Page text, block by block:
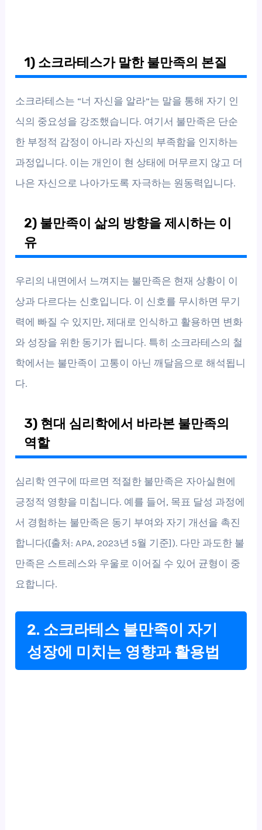
1) 소크라테스가 말한 불만족의 본질
소크라테스는 “너 자신을 알라”는 말을 통해 자기 인
식의 중요성을 강조했습니다. 여기서 불만족은 단순
한 부정적 감정이 아니라 자신의 부족함을 인지하는
과정입니다. 이는 개인이 현 상태에 머무르지 않고 더
나은 자신으로 나아가도록 자극하는 원동력입니다.
2) 불만족이 삶의 방향을 제시하는 이
유
우리의 내면에서 느껴지는 불만족은 현재 상황이 이
상과 다르다는 신호입니다. 이 신호를 무시하면 무기
력에 빠질 수 있지만, 제대로 인식하고 활용하면 변화
와 성장을 위한 동기가 됩니다. 특히 소크라테스의 철
학에서는 불만족이 고통이 아닌 깨달음으로 해석됩니
다.
3) 현대 심리학에서 바라본 불만족의
역할
심리학 연구에 따르면 적절한 불만족은 자아실현에
긍정적 영향을 미칩니다. 예를 들어, 목표 달성 과정에
서 경험하는 불만족은 동기 부여와 자기 개선을 촉진
합니다([출처: APA, 2023년 5월 기준]). 다만 과도한 불
만족은 스트레스와 우울로 이어질 수 있어 균형이 중
요합니다.
2. 소크라테스 불만족이 자기
성장에 미치는 영향과 활용법